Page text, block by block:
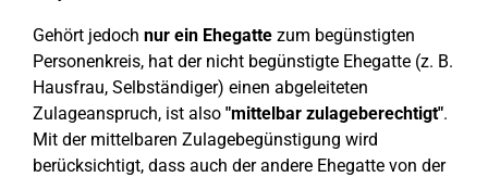
Gehört jedoch nur ein Ehegatte zum begünstigten
Personenkreis, hat der nicht begünstigte Ehegatte (z. B.
Hausfrau, Selbständiger) einen abgeleiteten
Zulageanspruch, ist also "mittelbar zulageberechtigt".
Mit der mittelbaren Zulagebegünstigung wird
berücksichtigt, dass auch der andere Ehegatte von der